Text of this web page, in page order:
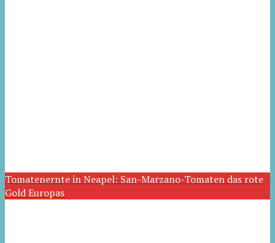
Tomatenernte in Neapel: San-Marzano-Tomaten das rote
Gold Europas